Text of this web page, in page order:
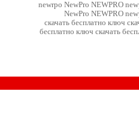
newrpo NewPro NEWPRO
NewPro NEWPRO
скачать бесплатно ключ
бесплатно ключ скачать